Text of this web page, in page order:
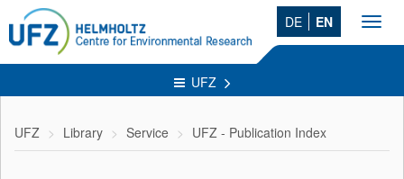
DE EN
UFZ
UFZ Library Service UFZ - Publication Index